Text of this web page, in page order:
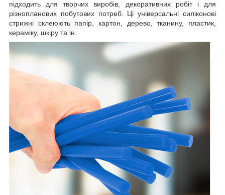
підходить для творчих виробів, декоративних робіт і для
різнопланових побутових потреб. Ці універсальні силіконові
стрижні склеюють папір, картон, дерево, тканину, пластик,
кераміку, шкіру та ін.